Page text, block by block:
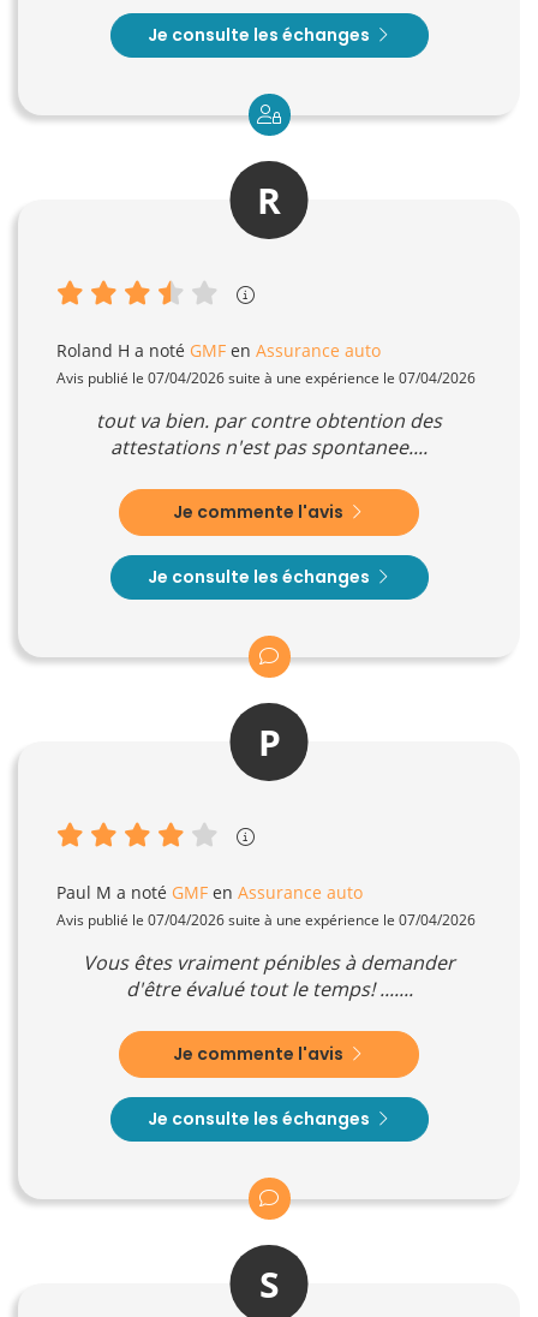
Je consulte les échanges
R
Roland H a noté GMF en Assurance auto
Avis publié le 07/04/2026 suite à une expérience le 07/04/2026
tout va bien. par contre obtention des
attestations n'est pas spontanee....
Je commente l'avis
Je consulte les échanges
P
Paul M a noté GMF en Assurance auto
Avis publié le 07/04/2026 suite à une expérience le 07/04/2026
Vous êtes vraiment pénibles à demander
d'être évalué tout le temps! .......
Je commente l'avis
Je consulte les échanges
S